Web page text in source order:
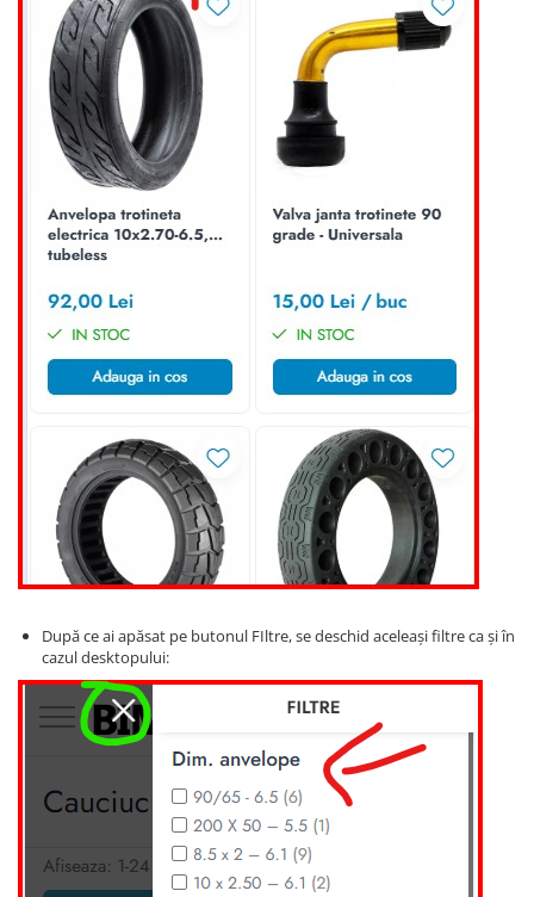
După ce ai apăsat pe butonul FIltre, se deschid aceleași filtre ca și în
cazul desktopului: